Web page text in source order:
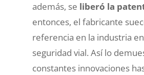
además, se liberó la
entonces, el fabricante
referencia en la industria
seguridad vial. Así lo
constantes innovaciones